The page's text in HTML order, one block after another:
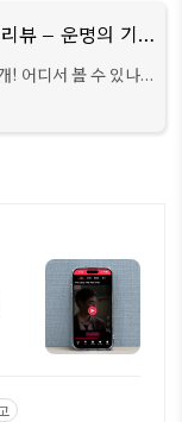
중드 범인수선전 1·2화 리뷰 – 운명의 기연이 깨어나는 시작
! 어디서 볼 수 있나?
해 보니, 범인수선전